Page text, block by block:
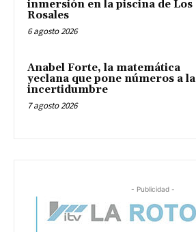
inmersión en la piscina de Los
Rosales
6 agosto 2026
Anabel Forte, la matemática
yeclana que pone números a la
incertidumbre
7 agosto 2026
- Publicidad -